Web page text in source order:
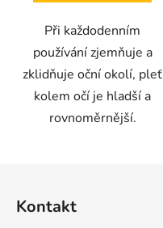
Při každodenním
používání zjemňuje a
zklidňuje oční okolí, pleť
kolem očí je hladší a
rovnoměrnější.
Kontakt